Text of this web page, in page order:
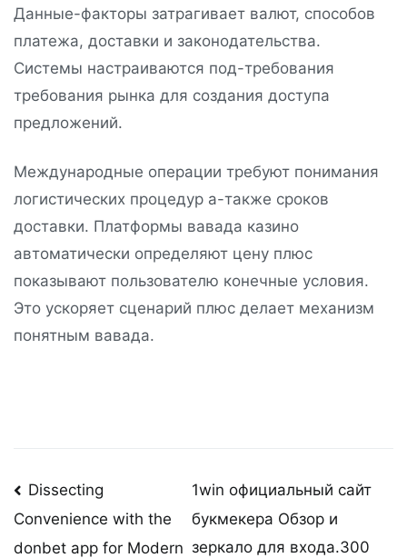
Данные-факторы затрагивает валют, способов
платежа, доставки и законодательства.
Системы настраиваются под-требования
требования рынка для создания доступа
предложений.
Международные операции требуют понимания
логистических процедур а-также сроков
доставки. Платформы вавада казино
автоматически определяют цену плюс
показывают пользователю конечные условия.
Это ускоряет сценарий плюс делает механизм
понятным вавада.
Post
navigation
Dissecting
Convenience with the
donbet app for Modern
1win официальный сайт
букмекера Обзор и
зеркало для входа.300